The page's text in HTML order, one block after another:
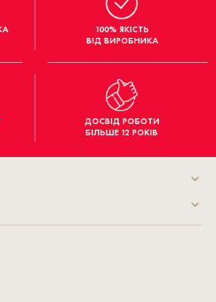
100% ЯКІСТЬ
ВІД ВИРОБНИКА
ДОСВІД РОБОТИ
БІЛЬШЕ 12 РОКІВ